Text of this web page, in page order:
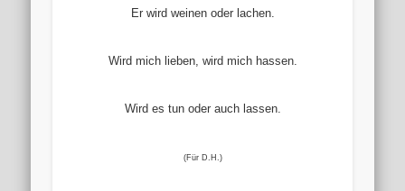
Er wird weinen oder lachen.
Wird mich lieben, wird mich hassen.
Wird es tun oder auch lassen.
(Für D.H.)